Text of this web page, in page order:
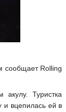
сообщает Rolling
Туристка
и вцепилась ей в